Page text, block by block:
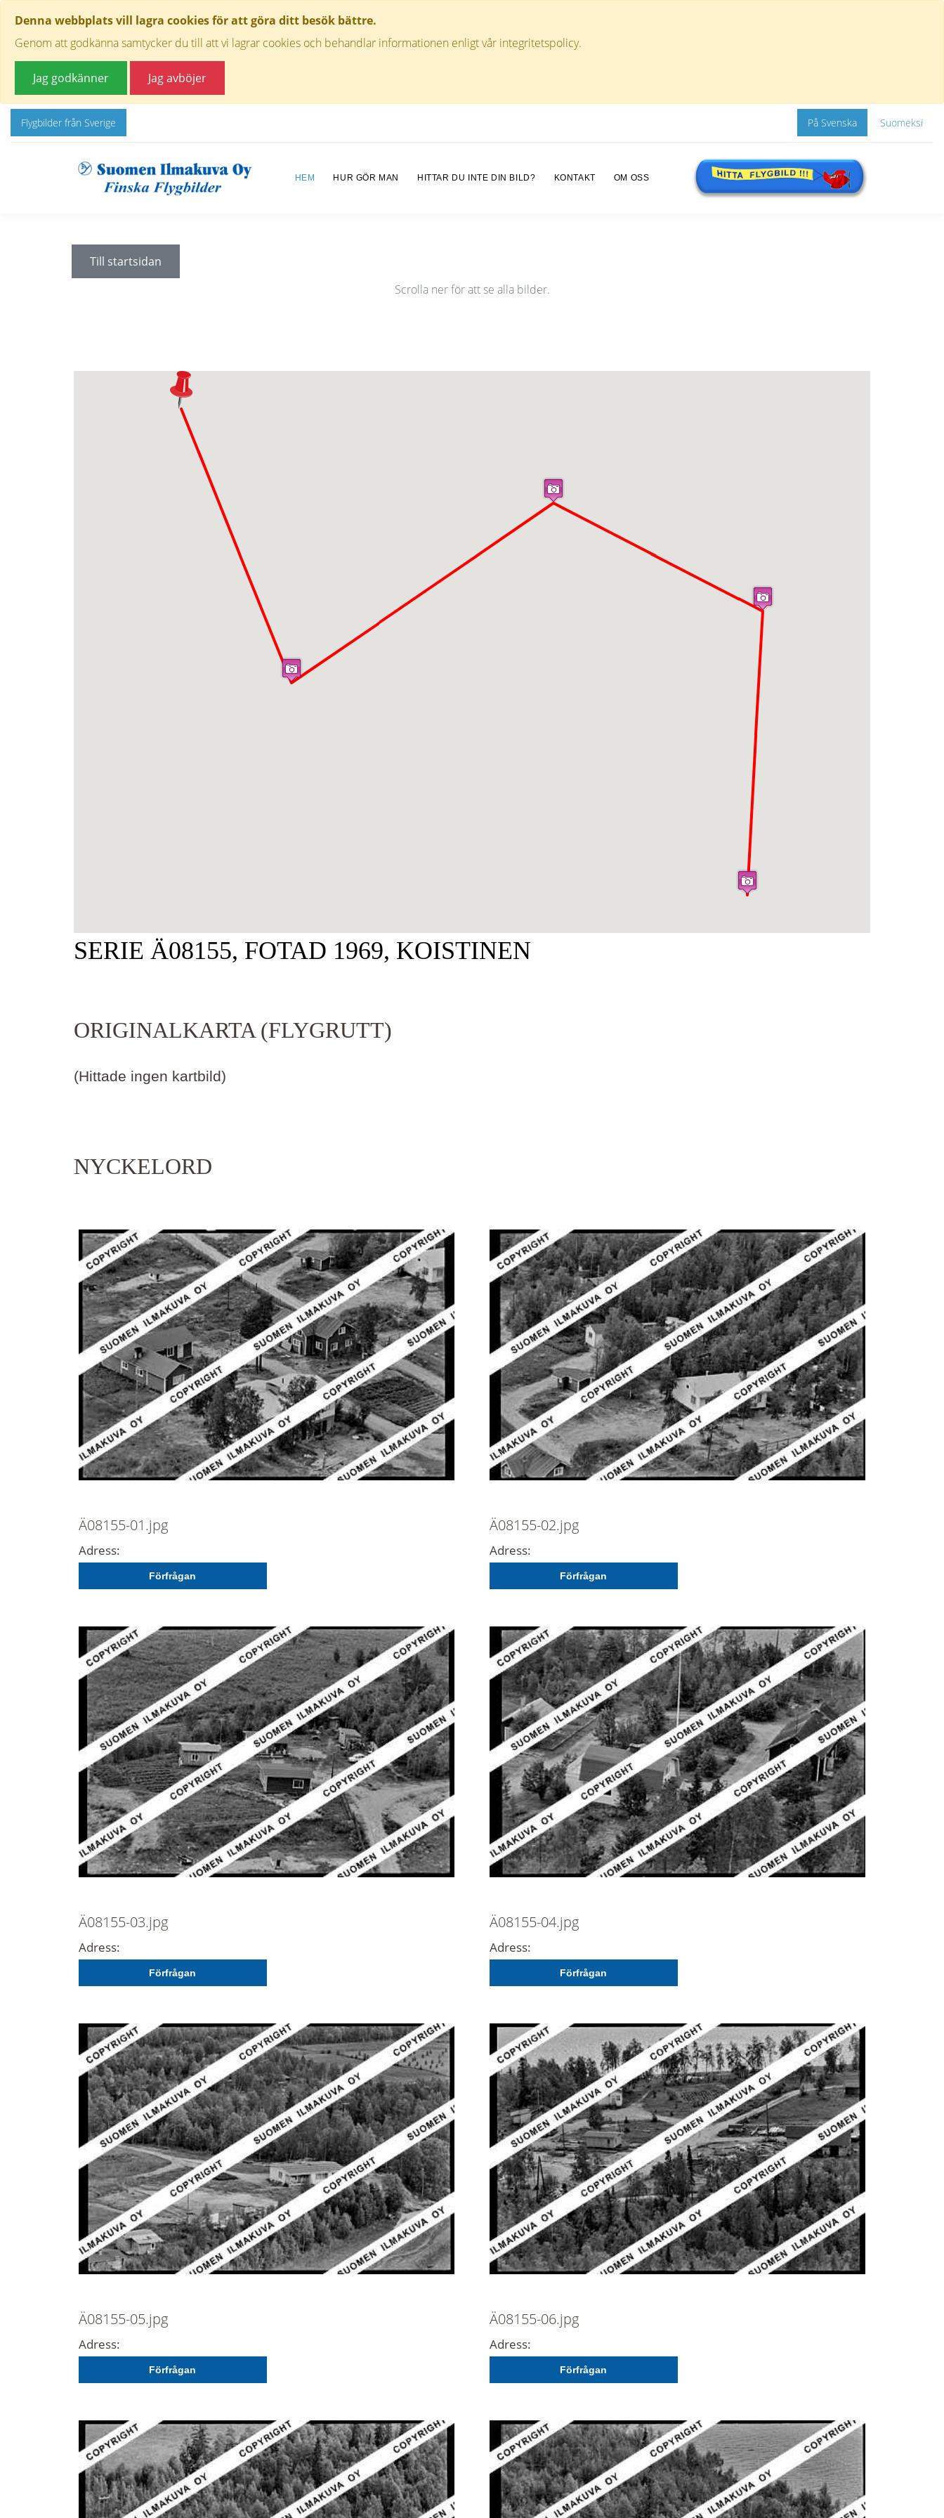
Denna webbplats vill lagra cookies för att göra ditt besök bättre.
Genom att godkänna samtycker du till att vi lagrar cookies och behandlar informationen enligt vår integritetspolicy.
Jag godkänner Jag avböjer
Flygbilder från Sverige På Svenska Suomeksi
HEM HUR GÖR MAN HITTAR DU INTE DIN BILD? KONTAKT OM OSS
Till startsidan
Scrolla ner för att se alla bilder.
SERIE Ä08155, FOTAD 1969, KOISTINEN
ORIGINALKARTA (FLYGRUTT)
(Hittade ingen kartbild)
NYCKELORD
Ä08155-01.jpg
Adress:
Förfrågan
Ä08155-02.jpg
Adress:
Förfrågan
Ä08155-03.jpg
Adress:
Förfrågan
Ä08155-04.jpg
Adress:
Förfrågan
Ä08155-05.jpg
Adress:
Förfrågan
Ä08155-06.jpg
Adress:
Förfrågan